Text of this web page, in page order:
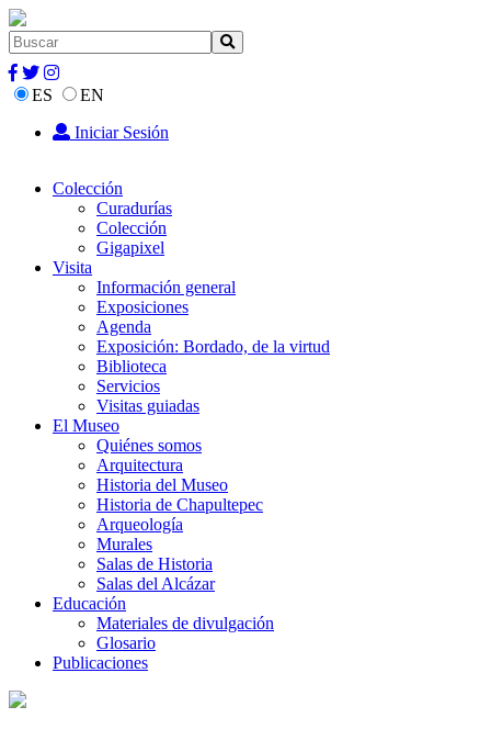
ES
EN
Iniciar Sesión
Colección
Curadurías
Colección
Gigapixel
Visita
Información general
Exposiciones
Agenda
Exposición: Bordado, de la virtud
Biblioteca
Servicios
Visitas guiadas
El Museo
Quiénes somos
Arquitectura
Historia del Museo
Historia de Chapultepec
Arqueología
Murales
Salas de Historia
Salas del Alcázar
Educación
Materiales de divulgación
Glosario
Publicaciones